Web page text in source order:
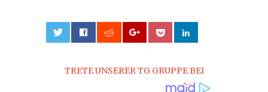
TRETE UNSERER TG GRUPPE BEI